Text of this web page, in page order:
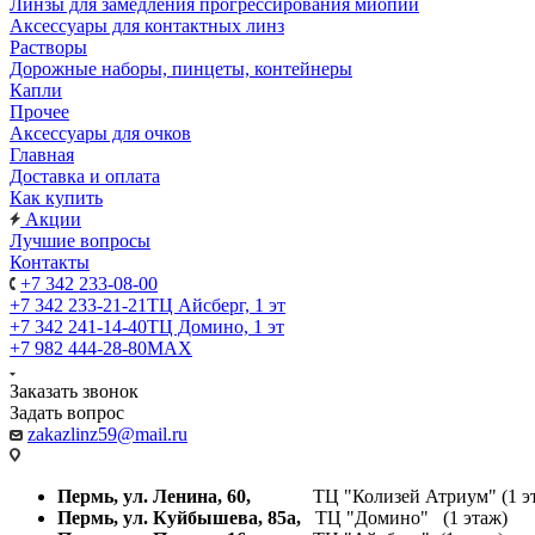
Линзы для замедления прогрессирования миопии
Аксессуары для контактных линз
Растворы
Дорожные наборы, пинцеты, контейнеры
Капли
Прочее
Аксессуары для очков
Главная
Доставка и оплата
Как купить
Акции
Лучшие вопросы
Контакты
+7 342 233-08-00
+7 342 233-21-21ТЦ Айсберг, 1 эт
+7 342 241-14-40ТЦ Домино, 1 эт
+7 982 444-28-80MAX
Заказать звонок
Задать вопрос
zakazlinz59@mail.ru
Пермь, ул. Ленина, 60, ТЦ "Колизей Атриум" (1
Пермь, ул. Куйбышева, 85а, ТЦ "Домино" (1 этаж)